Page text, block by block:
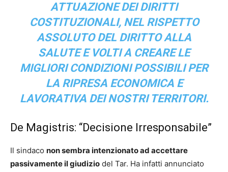
ATTUAZIONE DEI DIRITTI
COSTITUZIONALI, NEL RISPETTO
ASSOLUTO DEL DIRITTO ALLA
SALUTE E VOLTI A CREARE LE
MIGLIORI CONDIZIONI POSSIBILI PER
LA RIPRESA ECONOMICA E
LAVORATIVA DEI NOSTRI TERRITORI.
De Magistris: “Decisione Irresponsabile”
Il sindaco non sembra intenzionato ad accettare
passivamente il giudizio del Tar. Ha infatti annunciato